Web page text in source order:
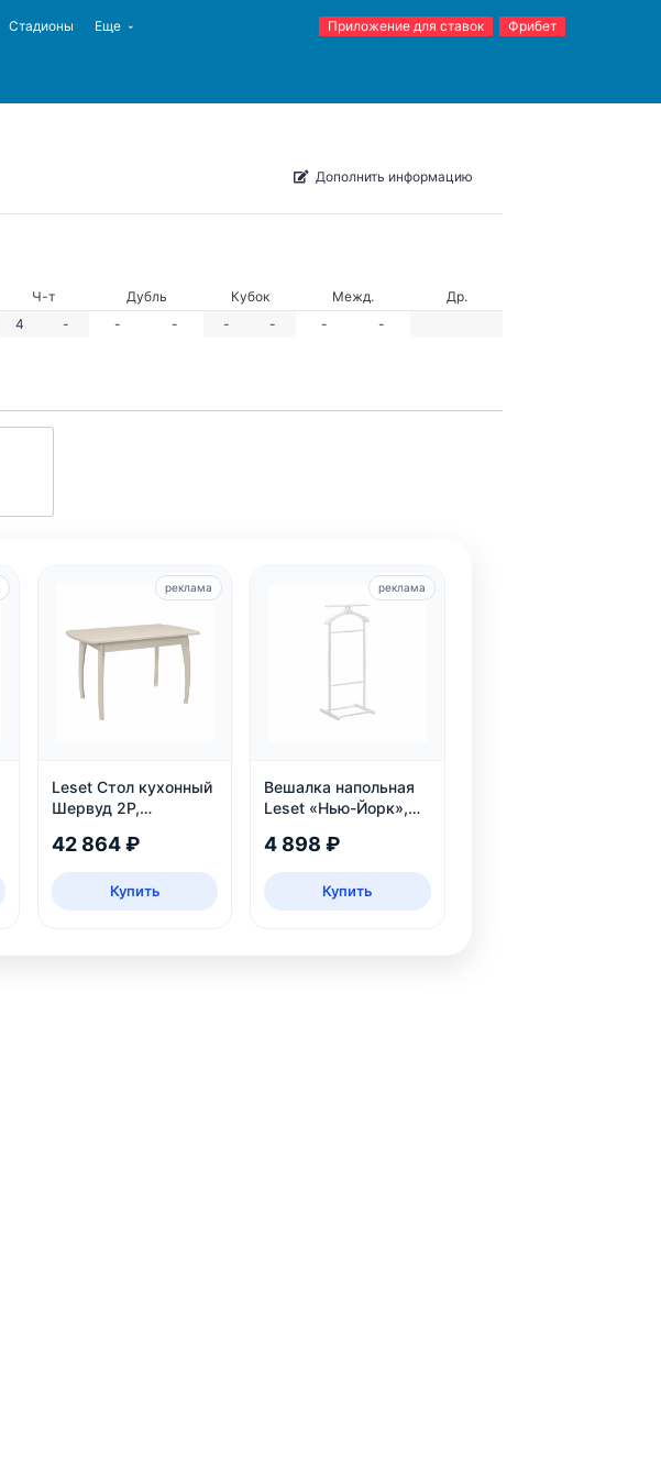
Стадионы Еще Приложение для ставок Фрибет
Дополнить информацию
Ч-т Дубль Кубок Межд.
Др.
4 - - - - - - -
Leset Стол кухонный
Шервуд 2Р,
42 864 ₽
Купить
реклама
Вешалка напольная
Leset «Нью-Йорк»,
4 898 ₽
Купить
реклама